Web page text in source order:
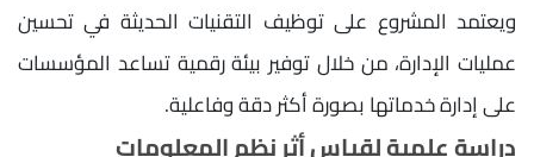
ويعتمد المشروع على توظيف التقنيات الحديثة في تحسين
عمليات الإدارة، من خلال توفير بيئة رقمية تساعد المؤسسات
على إدارة خدماتها بصورة أكثر دقة وفاعلية.
دراسة علمية لقياس أثر نظم المعلومات